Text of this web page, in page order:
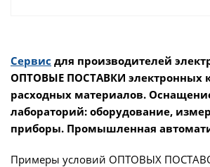
Сервис для производителей
ОПТОВЫЕ ПОСТАВКИ электронных
расходных материалов.
лабораторий: оборудование,
приборы. Промышленная
Примеры условий ОПТОВЫХ